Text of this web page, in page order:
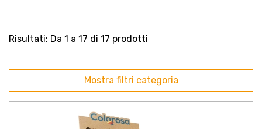
Risultati: Da 1 a 17 di 17 prodotti
Mostra filtri categoria